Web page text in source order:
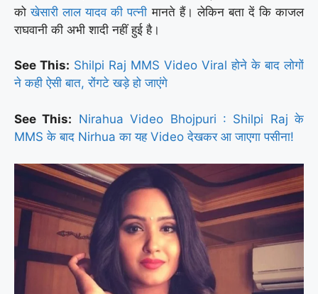
कोखेसारी लाल यादव की पत्नी मानते हैं। लेकिन बता दें कि काजल
राघवानी की अभी शादी नहीं हुई है।
See This: Shilpi Raj MMS Video Viral होने के बाद लोगों
ने कही ऐसी बात, रोंगटे खड़े हो जाएंगे
See This: Nirahua Video Bhojpuri : Shilpi Raj के
MMS के बाद Nirhua का यह Video देखकर आ जाएगा पसीना!